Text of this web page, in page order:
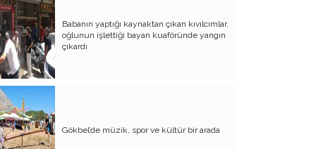
Belediye Başkanı'na Neden Oy
Vermeliyim?
AKP'nin Mülteci Politikası ve
şehitlerimiz!..
Geleceğimize biz karar verelim!..
Kamacı’nın resti!.. İYİ Parti’nin kararı
Emine öğretmenim; Atatürk sizlere
güvendi!..
Babanın yaptığı kaynaktan çıkan kıvılcımlar,
oğlunun işlettiği bayan kuaföründe yangın
çıkardı
Gökbel’de müzik, spor ve kültür bir arada